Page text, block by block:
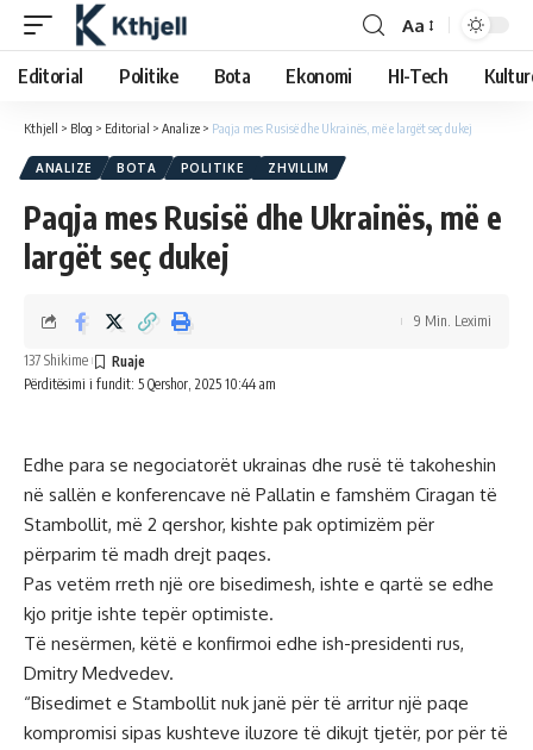
Aa
Editorial Politike Bota Ekonomi HI-Tech
Kthjell > Blog > Editorial > Analize > Paqja mes Rusisë dhe Ukrainës, më e largët seç dukej
ANALIZE BOTA POLITIKE ZHVILLIM
Paqja mes Rusisë dhe Ukrainës, më e
largët seç dukej
Përditësimi i fundit: 5 Qershor, 2025 10:44 am
137 Shikime
9 Min. Leximi
Edhe para se negociatorët ukrainas dhe rusë të takoheshin
në sallën e konferencave në Pallatin e famshëm Ciragan të
Stambollit, më 2 qershor, kishte pak optimizëm për
përparim të madh drejt paqes.
Pas vetëm rreth një ore bisedimesh, ishte e qartë se edhe
kjo pritje ishte tepër optimiste.
Të nesërmen, këtë e konfirmoi edhe ish-presidenti rus,
Dmitry Medvedev.
“Bisedimet e Stambollit nuk janë për të arritur një paqe
kompromisi sipas kushteve iluzore të dikujt tjetër, por për të